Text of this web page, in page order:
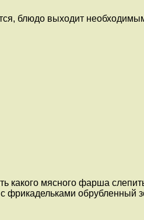
блюдо выходит
какого мясного фарша
фрикадельками обрубленный